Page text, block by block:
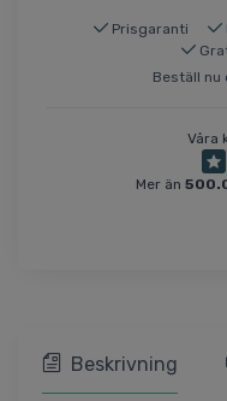
Prisgaranti
Beställ nu
Våra
Mer än
Beskrivning